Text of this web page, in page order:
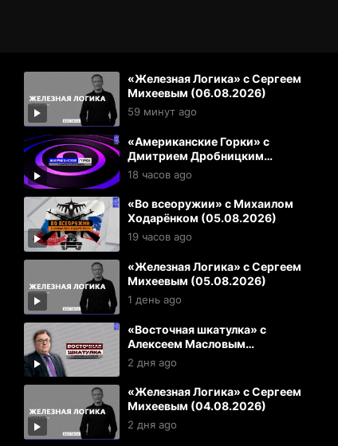
«Железная Логика» с Сергеем
Михеевым (06.08.2026)
59 минут ago
«Американские Горки» с
Дмитрием Дробницким
(05.08.2026)
18 часов ago
«Во всеоружии» с Михаилом
Ходарёнком (05.08.2026)
19 часов ago
«Железная Логика» с Сергеем
Михеевым (05.08.2026)
1 день ago
«Восточная шкатулка» с
Алексеем Масловым
(04.08.2026)
2 дня ago
«Железная Логика» с Сергеем
Михеевым (04.08.2026)
2 дня ago